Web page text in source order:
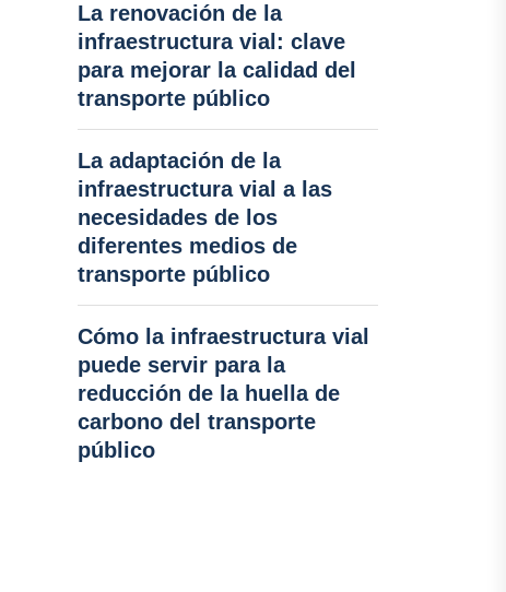
La renovación de la
infraestructura vial: clave
para mejorar la calidad del
transporte público
La adaptación de la
infraestructura vial a las
necesidades de los
diferentes medios de
transporte público
Cómo la infraestructura vial
puede servir para la
reducción de la huella de
carbono del transporte
público